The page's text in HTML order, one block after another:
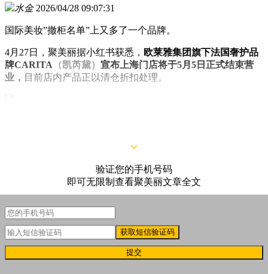
水金 2026/04/28 09:07:31
国际美妆”撤柜名单”上又多了一个品牌。
4月27日，聚美丽据小红书获悉， 欧莱雅集团旗下法国奢护品
牌CARITA （凯芮黛） 宣布上海门店将于5月5日正式结束营
业， 目前店内产品正以清仓折扣处理。
验证您的手机号码
即可无限制查看聚美丽文章全文
获取短信验证码
提交